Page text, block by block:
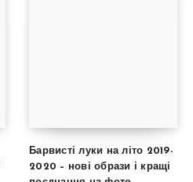
Барвисті луки на літо 2019-
2020 – нові образи і кращі